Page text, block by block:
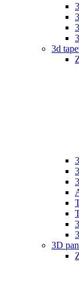
3d
3D